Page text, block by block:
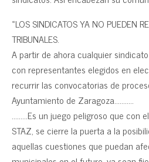
«LOS SINDICATOS YA NO PUEDEN
TRIBUNALES.
A partir de ahora cualquier
con representantes elegidos en
recurrir las convocatorias de
Ayuntamiento de Zaragoza………..
………Es un juego peligroso que con
STAZ, se cierre la puerta a la
aquellas cuestiones que puedan